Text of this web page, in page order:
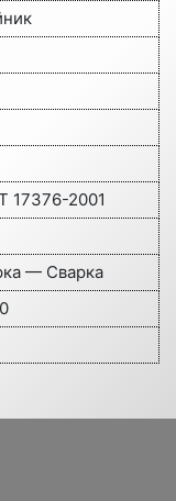
17376-2001
— Сварка